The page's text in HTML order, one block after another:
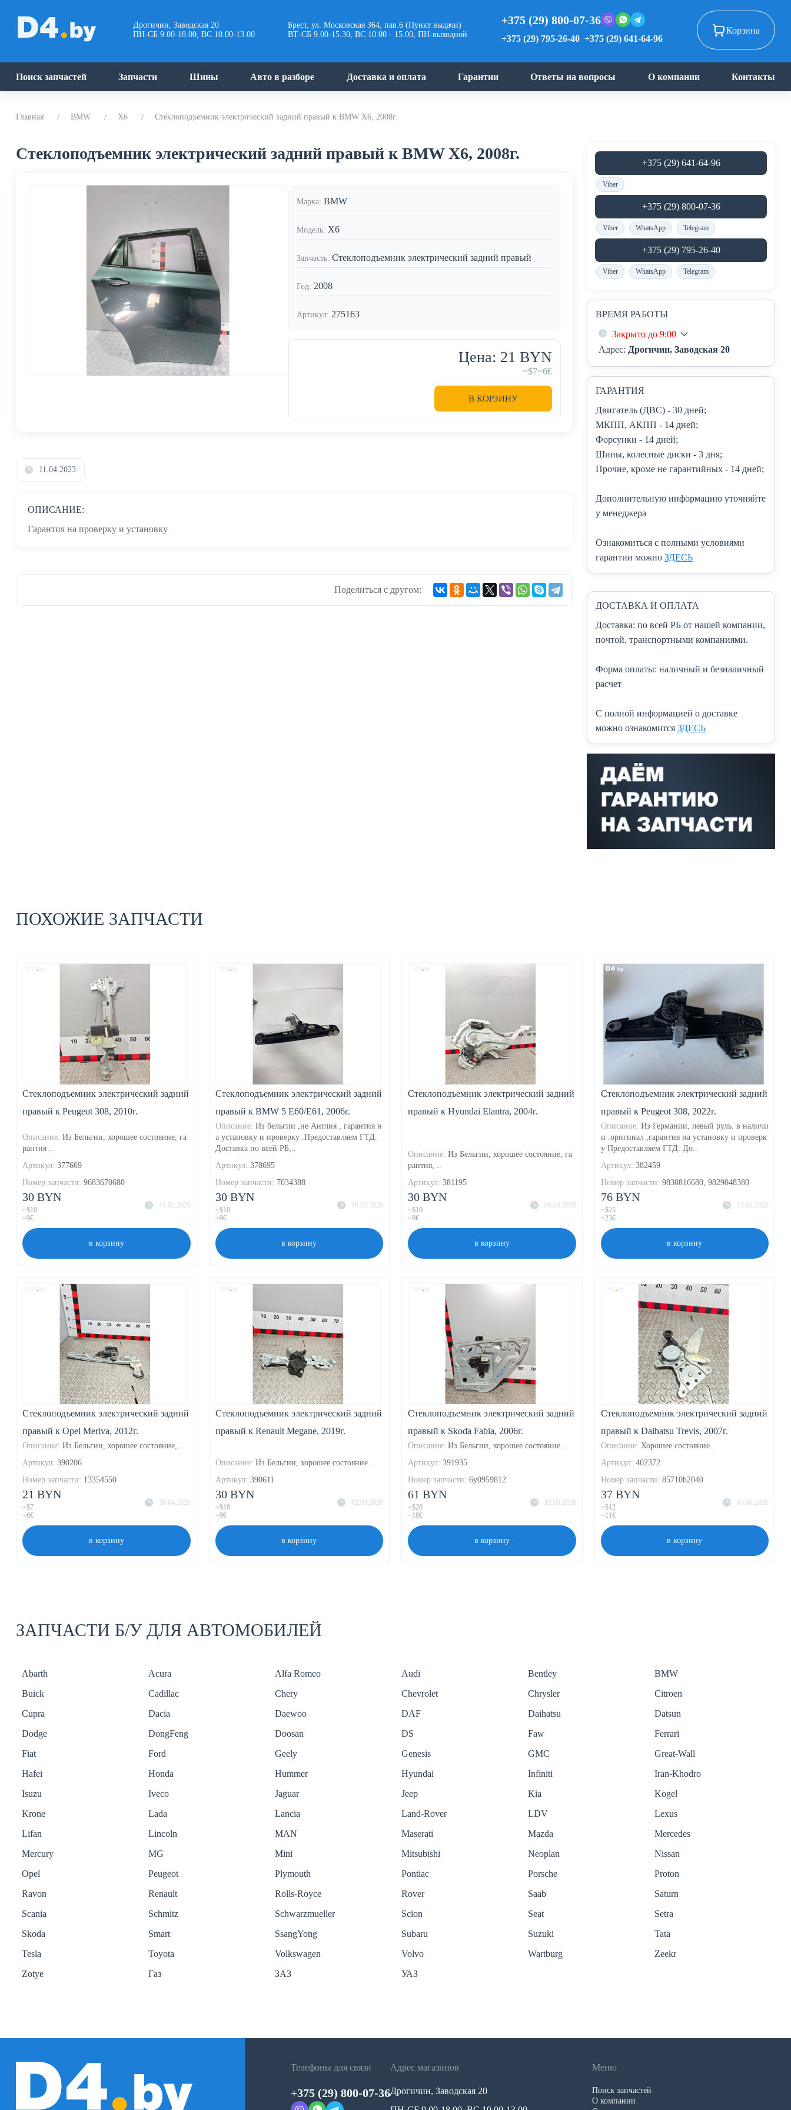
Дрогичин, Заводская 20
ПН-СБ 9.00-18.00, ВС 10.00-13.00
Брест, ул. Московская 364, пав.6 (Пункт выдачи)
ВТ-СБ 9.00-15.30, ВС 10.00 - 15.00, ПН-выходной
+375 (29) 800-07-36
+375 (29) 795-26-40 +375 (29) 641-64-96
Корзина
Поиск запчастей Запчасти Шины Авто в разборе Доставка и оплата Гарантии Ответы на вопросы О компании Контакты
Главная BMW X6 Стеклоподъемник электрический задний правый к BMW X6, 2008г.
Стеклоподъемник электрический задний правый к BMW X6, 2008г.
Марка: BMW
Модель: X6
Запчасть: Стеклоподъемник электрический задний правый
Год: 2008
Артикул: 275163
Цена: 21 BYN
~$7~6€
В КОРЗИНУ
11.04.2023
ОПИСАНИЕ:
Гарантия на проверку и установку
Поделиться с другом:
+375 (29) 641-64-96
Viber
+375 (29) 800-07-36
Viber WhatsApp Telegram
+375 (29) 795-26-40
Viber WhatsApp Telegram
ВРЕМЯ РАБОТЫ
Закрыто до 9:00
Адрес: Дрогичин, Заводская 20
ГАРАНТИЯ
Двигатель (ДВС) - 30 дней;
МКПП, АКПП - 14 дней;
Форсунки - 14 дней;
Шины, колесные диски - 3 дня;
Прочие, кроме не гарантийных - 14 дней;
Дополнительную информацию уточняйте
у менеджера
Ознакомиться с полными условиями
гарантии можно ЗДЕСЬ
ДОСТАВКА И ОПЛАТА
Доставка: по всей РБ от нашей компании,
почтой, транспортными компаниями.
Форма оплаты: наличный и безналичный
расчет
C полной информацией о доставке
можно ознакомится ЗДЕСЬ
ПОХОЖИЕ ЗАПЧАСТИ
Стеклоподъемник электрический задний
правый к Peugeot 308, 2010г.
Описание: Из Бельгии, хорошее состояние, га
рантия ..
Артикул: 377669
Номер запчасти: 9683670680
11.02.2026
30 BYN
~$10
~9€
в корзину
Стеклоподъемник электрический задний
правый к BMW 5 E60/E61, 2006г.
Описание: Из бельгии ,не Англия , гарантия н
а установку и проверку .Предоставляем ГТД.
Доставка по всей РБ,..
Артикул: 378695
Номер запчасти: 7034388
18.02.2026
30 BYN
~$10
~9€
в корзину
Стеклоподъемник электрический задний
правый к Hyundai Elantra, 2004г.
Описание: Из Бельгии, хорошее состояние, га
рантия, ..
Артикул: 381195
06.03.2026
30 BYN
~$10
~9€
в корзину
Стеклоподъемник электрический задний
правый к Peugeot 308, 2022г.
Описание: Из Германии, левый руль. в наличи
и .оригинал ,гарантия на установку и проверк
у Предоставляем ГТД. До..
Артикул: 382459
Номер запчасти: 9830816680, 9829048380
13.03.2026
76 BYN
~$25
~23€
в корзину
Стеклоподъемник электрический задний
правый к Opel Meriva, 2012г.
Описание: Из Бельгии, хорошее состояние, ..
Артикул: 390206
Номер запчасти: 13354550
30.04.2026
21 BYN
~$7
~6€
в корзину
Стеклоподъемник электрический задний
правый к Renault Megane, 2019г.
Описание: Из Бельгии, хорошее состояние ..
Артикул: 390611
02.05.2026
30 BYN
~$10
~9€
в корзину
Стеклоподъемник электрический задний
правый к Skoda Fabia, 2006г.
Описание: Из Бельгии, хорошее состояние ..
Артикул: 391935
Номер запчасти: 6y0959812
12.05.2026
61 BYN
~$20
~18€
в корзину
Стеклоподъемник электрический задний
правый к Daihatsu Trevis, 2007г.
Описание: Хорошее состояние..
Артикул: 402372
Номер запчасти: 85710b2040
03.08.2026
37 BYN
~$12
~11€
в корзину
ЗАПЧАСТИ Б/У ДЛЯ АВТОМОБИЛЕЙ
Abarth Acura Alfa Romeo Audi Bentley
BMW
Buick
Cadillac Chery Chevrolet Chrysler
Citroen
Cupra
Dacia Daewoo DAF Daihatsu
Datsun
Dodge
DongFeng Doosan DS Faw
Ferrari
Fiat
Ford Geely Genesis GMC
Great-Wall
Hafei
Honda Hummer Hyundai Infiniti
Iran-Khodro
Isuzu
Iveco Jaguar Jeep Kia
Kogel
Krone
Lada Lancia Land-Rover LDV
Lexus
Lifan
Lincoln MAN Maserati Mazda
Mercedes
Mercury
MG Mini Mitsubishi Neoplan
Nissan
Opel
Peugeot Plymouth Pontiac Porsche
Proton
Ravon
Renault Rolls-Royce Rover Saab
Saturn
Scania
Schmitz Schwarzmueller Scion Seat
Setra
Skoda
Smart SsangYong Subaru Suzuki
Tata
Tesla
Toyota Volkswagen Volvo Wartburg
Zeekr
Zotye
Газ ЗАЗ УАЗ
Телефоны для связи
+375 (29) 800-07-36
Адрес магазинов
Дрогичин, Заводская 20
Меню
Поиск запчастей
О компании